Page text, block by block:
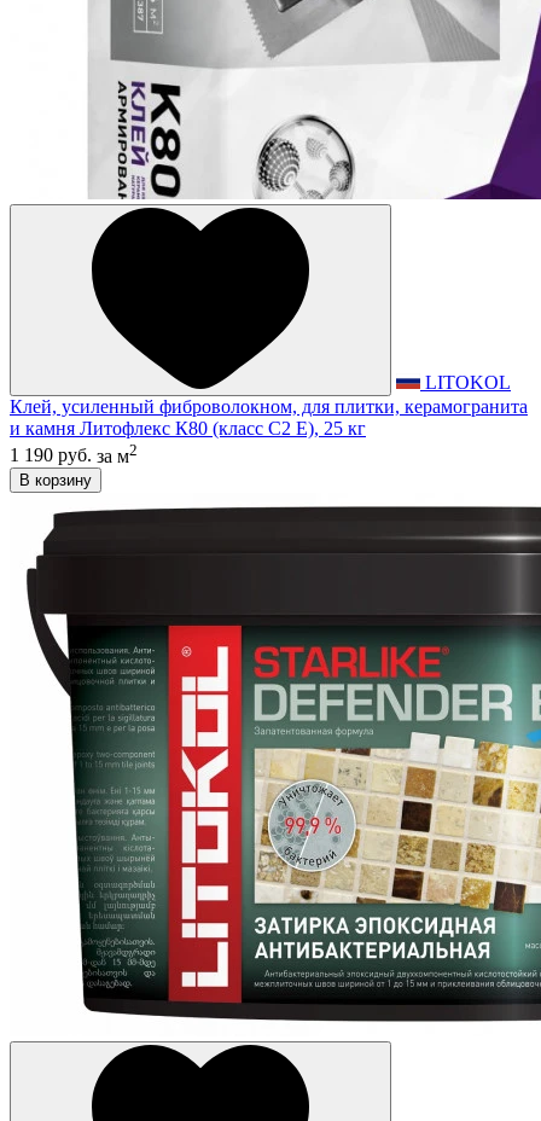
LITOKOL
Клей, усиленный фиброволокном, для плитки, керамогранита
и камня Литофлекс К80 (класс С2 E), 25 кг
1 190 руб. за м2
В корзину